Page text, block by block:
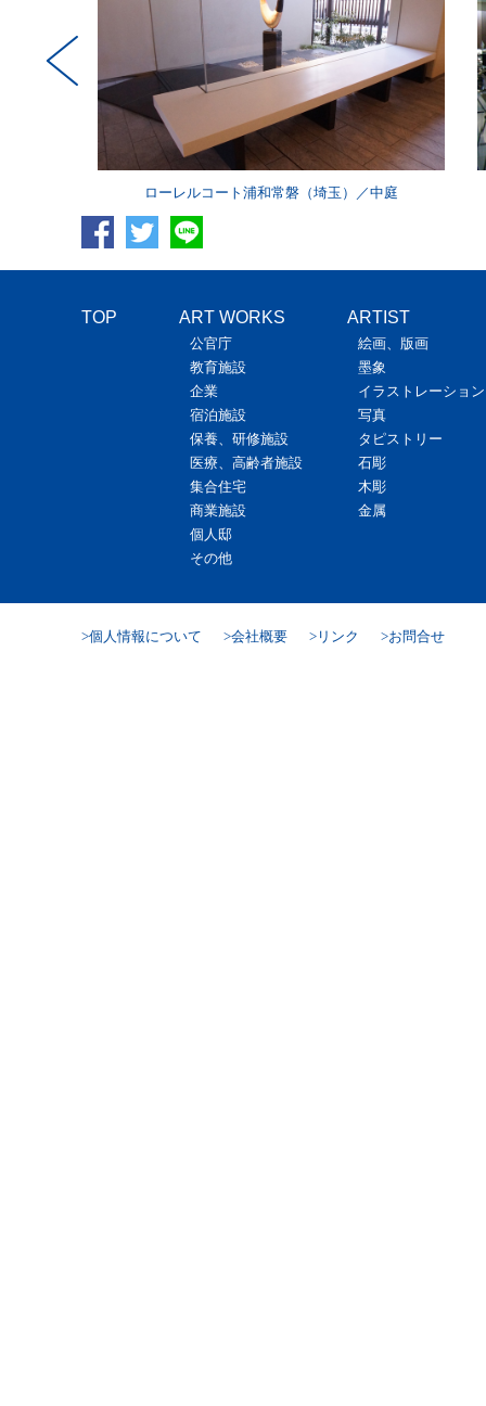
ローレルコート浦和常磐（埼玉）／中庭
TOP ART WORKS
公官庁
教育施設
企業
宿泊施設
保養、研修施設
医療、高齢者施設
集合住宅
商業施設
個人邸
その他
ARTIST
絵画、版画
墨象
イラストレーション
写真
タピストリー
石彫
木彫
金属
個人情報について 会社概要 リンク お問合せ